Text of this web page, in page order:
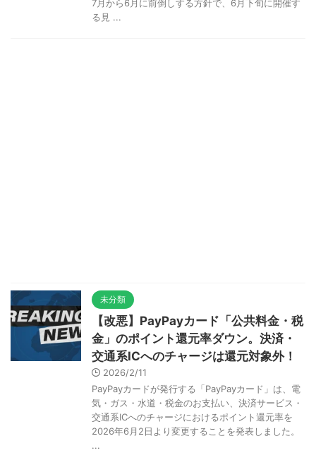
7月から6月に前倒しする方針で、6月下旬に開催す
る見 ...
未分類
【改悪】PayPayカード「公共料金・税
金」のポイント還元率ダウン。決済・
交通系ICへのチャージは還元対象外！
2026/2/11
PayPayカードが発行する「PayPayカード」は、電
気・ガス・水道・税金のお支払い、決済サービス・
交通系ICへのチャージにおけるポイント還元率を
2026年6月2日より変更することを発表しました。
...